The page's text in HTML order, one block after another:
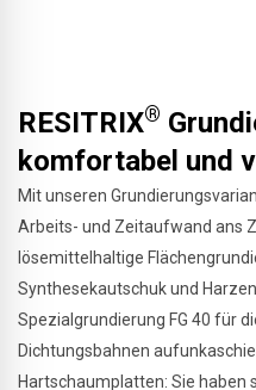
RESITRIX®
komfortabel und
Mit unseren
Arbeits- und Zeitaufwand ans
lösemittelhaltige
Synthesekautschuk und
Spezialgrundierung FG 40 für
Dichtungsbahnen
Hartschaumplatten: Sie haben